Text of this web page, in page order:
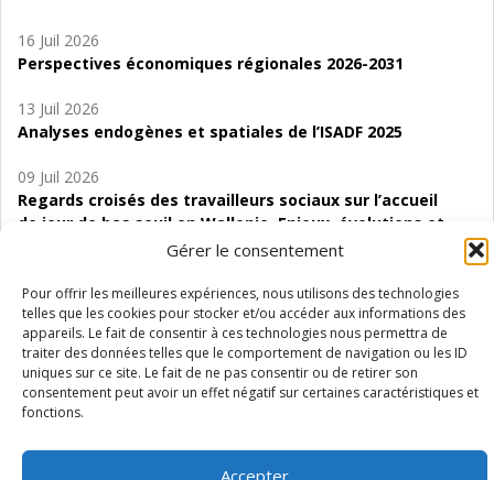
Gérer le consentement
Pour offrir les meilleures expériences, nous utilisons des technologies
telles que les cookies pour stocker et/ou accéder aux informations des
appareils. Le fait de consentir à ces technologies nous permettra de
traiter des données telles que le comportement de navigation ou les ID
uniques sur ce site. Le fait de ne pas consentir ou de retirer son
consentement peut avoir un effet négatif sur certaines caractéristiques et
fonctions.
Accepter
16 Juil 2026
Perspectives économiques régionales 2026-2031
13 Juil 2026
Analyses endogènes et spatiales de l’ISADF 2025
09 Juil 2026
Regards croisés des travailleurs sociaux sur l’accueil
de jour de bas seuil en Wallonie. Enjeux, évolutions et
06 Juil 2026
Étude d’évaluabilité des Structures
d’accompagnement à l’autocréation d’emploi (SAACE)
01 Juil 2026
Pénurie du personnel infirmier :quels indicateurs
Wallonie ?